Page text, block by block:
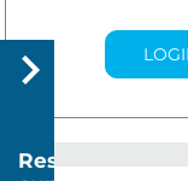
Resgatar